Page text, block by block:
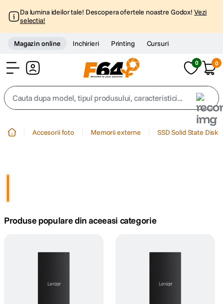
Da lumina ideilor tale! Descopera ofertele noastre Godox! Vezi
selectia!
Magazin online Inchirieri Printing Cursuri
0 0
Cauta dupa model, tipul produsului, caracteristici...
4. peak design
Accesorii foto Memorii externe SSD Solid State Disk
Produse populare din aceeasi categorie